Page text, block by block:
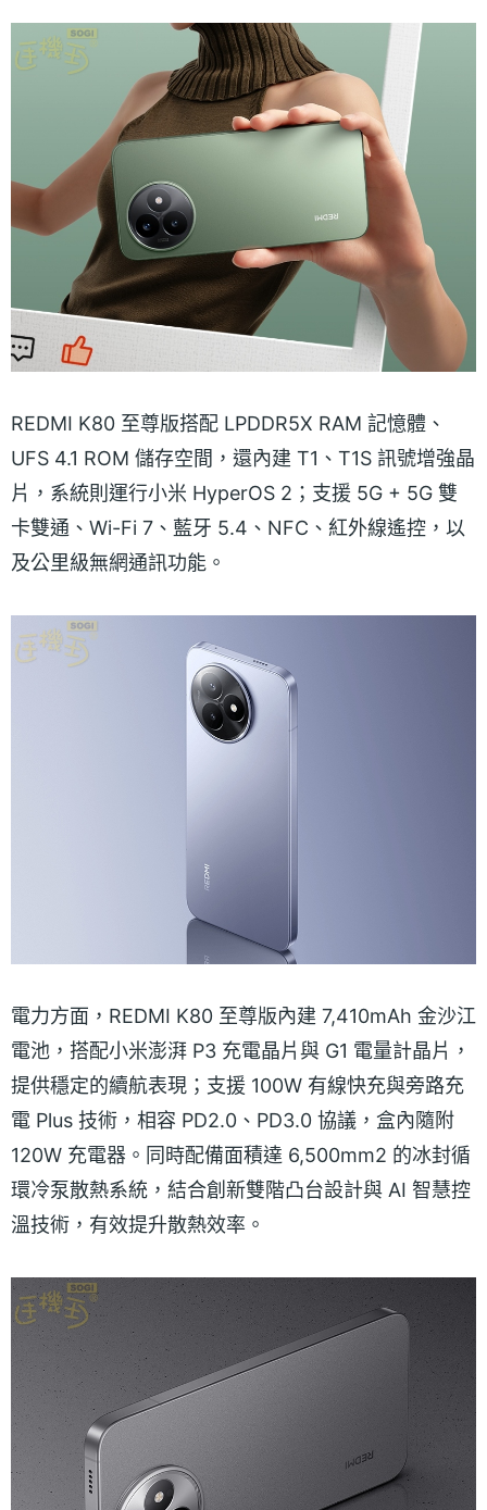
REDMI K80 至尊版搭配 LPDDR5X RAM 記憶體、
UFS 4.1 ROM 儲存空間，還內建 T1、T1S 訊號增強晶
片，系統則運行小米 HyperOS 2；支援 5G + 5G 雙
卡雙通、Wi-Fi 7、藍牙 5.4、NFC、紅外線遙控，以
及公里級無網通訊功能。
電力方面，REDMI K80 至尊版內建 7,410mAh 金沙江
電池，搭配小米澎湃 P3 充電晶片與 G1 電量計晶片，
提供穩定的續航表現；支援 100W 有線快充與旁路充
電 Plus 技術，相容 PD2.0、PD3.0 協議，盒內隨附
120W 充電器。同時配備面積達 6,500mm2 的冰封循
環冷泵散熱系統，結合創新雙階凸台設計與 AI 智慧控
溫技術，有效提升散熱效率。